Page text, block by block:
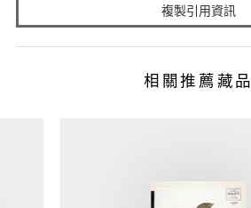
複製引用資訊
相關推薦藏品